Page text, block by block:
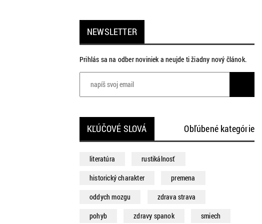
NEWSLETTER
Prihlás sa na odber noviniek a neujde ti žiadny nový článok.
KĽÚČOVÉ SLOVÁ Obľúbené kategórie
literatúra
rustikálnosť
historický charakter
premena
oddych mozgu
zdrava strava
pohyb
zdravy spanok
smiech